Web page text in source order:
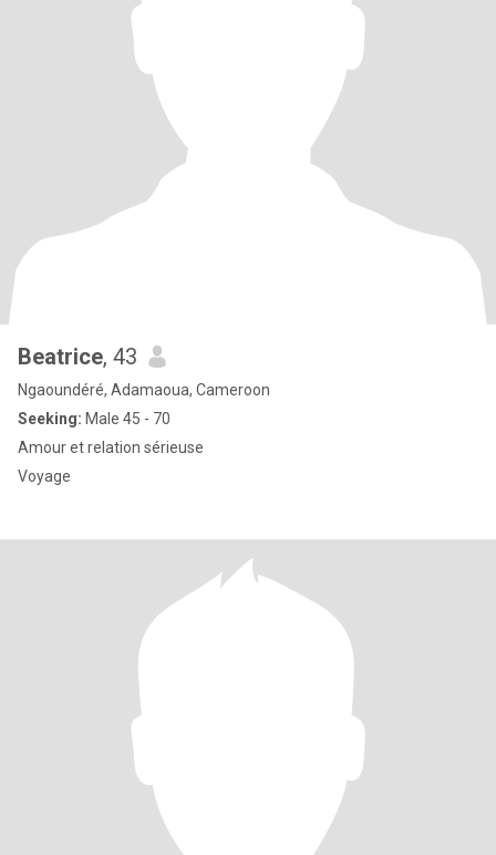
Beatrice, 43
Ngaoundéré, Adamaoua, Cameroon
Seeking: Male 45 - 70
Amour et relation sérieuse
Voyage